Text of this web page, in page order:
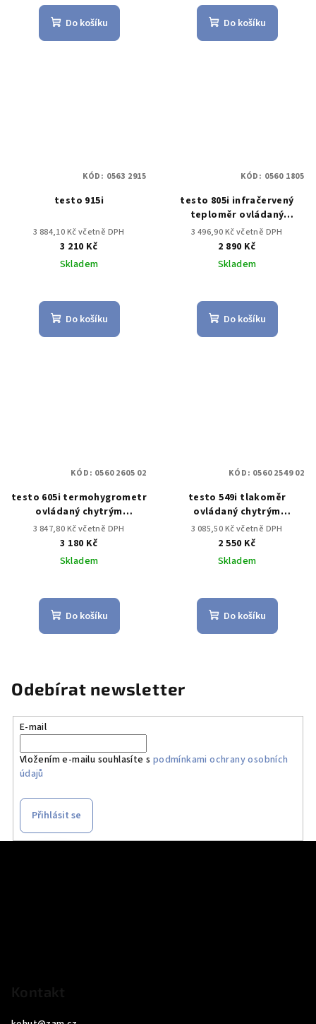
Do košíku Do košíku
testo 915i
3 884,10 Kč včetně DPH
3 210 Kč
Skladem
Do košíku
KÓD: 0563 2915
testo 805i infračervený
teploměr ovládaný
chytrým telefonem
3 496,90 Kč včetně DPH
2 890 Kč
Skladem
Do košíku
KÓD: 0560 1805
testo 605i termohygrometr
ovládaný chytrým
telefonem
3 847,80 Kč včetně DPH
3 180 Kč
Skladem
Do košíku
KÓD: 0560 2605 02
testo 549i tlakoměr
ovládaný chytrým
telefonem
3 085,50 Kč včetně DPH
2 550 Kč
Skladem
Do košíku
KÓD: 0560 2549 02
Odebírat newsletter
E-mail
Vložením e-mailu souhlasíte s podmínkami ochrany osobních
údajů
Přihlásit se